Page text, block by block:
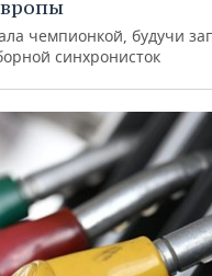
чемпионкой, будучи
синхронисток